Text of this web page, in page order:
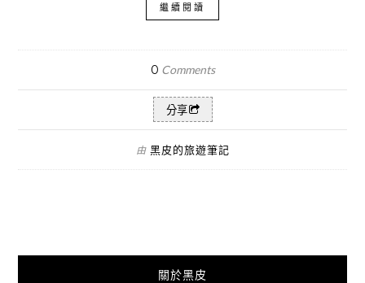
繼續閱讀
0 Comments
分享
由 黑皮的旅遊筆記
關於黑皮